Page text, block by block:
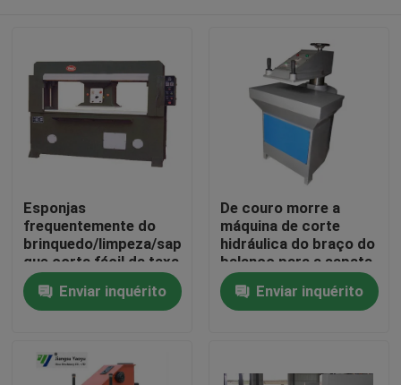
Casa
Esponjas
frequentemente do
brinquedo/limpeza/sapata
que corta fácil da taxa
de falhas da máquina
baixo operado
Enviar inquérito
De couro morre a
máquina de corte
hidráulica do braço do
balanço para a sapata
que faz a indústria
Enviar inquérito